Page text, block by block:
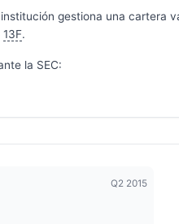
gestiona una cartera
13F.
la SEC:
Q2 2015